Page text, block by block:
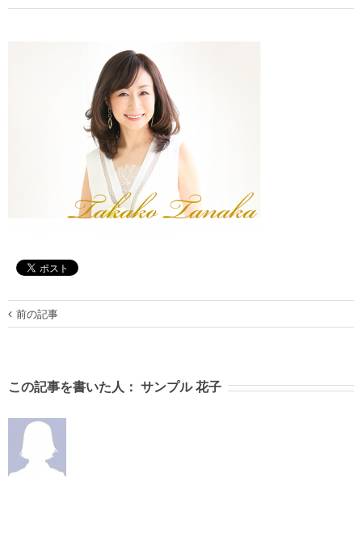
前の記事
この記事を書いた人： サンプル 花子